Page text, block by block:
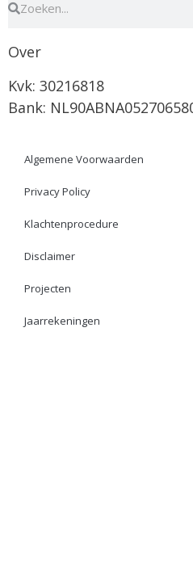
Over
Kvk: 30216818
Bank:
Algemene Voorwaarden
Privacy Policy
Klachtenprocedure
Disclaimer
Projecten
Jaarrekeningen